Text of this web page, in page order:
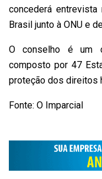
concederá
Brasil junto à ONU e
O conselho é um
composto por 47
proteção dos direitos
Fonte: O Imparcial